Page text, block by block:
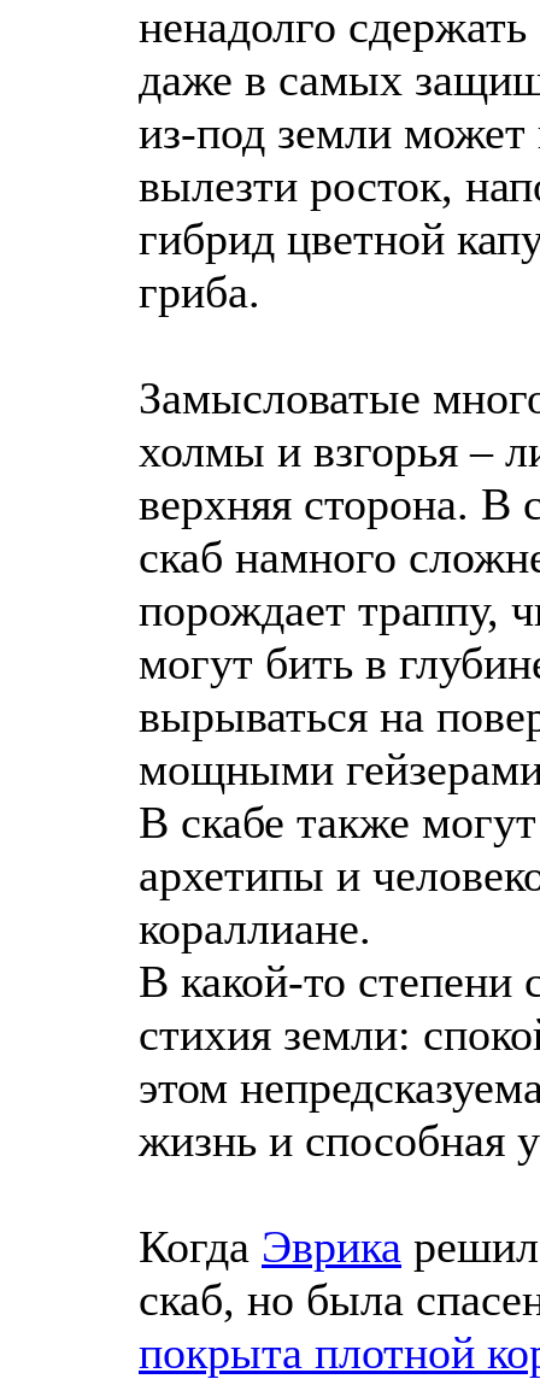
ненадолго
даже в самых
из-под земли может
вылезти росток,
гибрид цветной
гриба.
Замысловатые
холмы и взгорья –
верхняя сторона. В
скаб намного
порождает траппу,
могут бить в
вырываться на
мощными
В скабе также
архетипы и
кораллиане.
В какой-то степени
стихия земли:
этом
жизнь и способная
Когда Эврика
скаб, но была
покрыта плотной